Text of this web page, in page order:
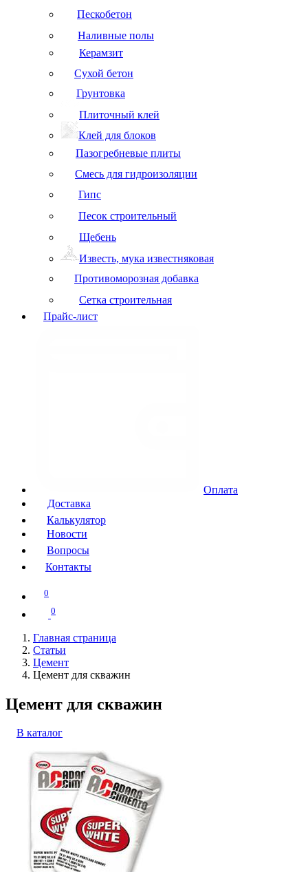
Пескобетон
Наливные полы
Керамзит
Сухой бетон
Грунтовка
Плиточный клей
Клей для блоков
Пазогребневые плиты
Смесь для гидроизоляции
Гипс
Песок строительный
Щебень
Известь, мука известняковая
Противоморозная добавка
Сетка строительная
Прайс-лист
Оплата
Доставка
Калькулятор
Новости
Вопросы
Контакты
0
0
Главная страница
Статьи
Цемент
Цемент для скважин
Цемент для скважин
В каталог